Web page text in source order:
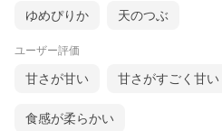
ゆめぴりか 天のつぶ
ユーザー評価
甘さが甘い 甘さがすごく甘い
食感が柔らかい